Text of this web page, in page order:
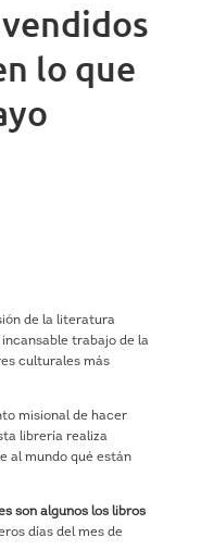
lo que
de la literatura
trabajo de la
culturales más
misional de hacer
librería realiza
al mundo qué están
son algunos los libros
días del mes de